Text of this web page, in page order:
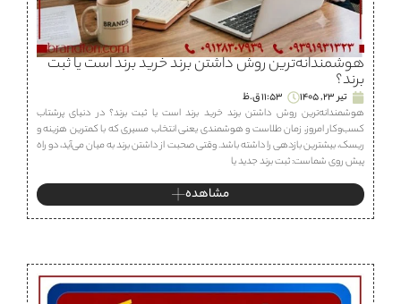
هوشمندانه‌ترین روش داشتن برند خرید برند است یا ثبت
برند؟
تیر 23, 1405
11:53 ق.ظ
هوشمندانه‌ترین روش داشتن برند خرید برند است یا ثبت برند؟ در دنیای پرشتاب
کسب‌وکار امروز، زمان طلاست و هوشمندی یعنی انتخاب مسیری که با کمترین هزینه و
ریسک، بیشترین بازدهی را داشته باشد. وقتی صحبت از داشتن برند به میان می‌آید، دو راه
پیش روی شماست: ثبت برند جدید یا
مشاهده